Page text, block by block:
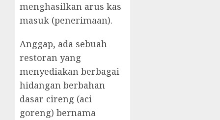
menghasilkan arus kas
masuk (penerimaan).
Anggap, ada sebuah
restoran yang
menyediakan berbagai
hidangan berbahan
dasar cireng (aci
goreng) bernama